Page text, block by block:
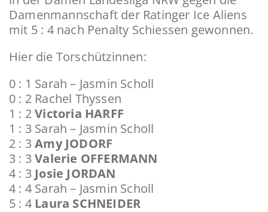
Damenmannschaft der Ratinger Ice Aliens
mit 5 : 4 nach Penalty Schiessen gewonnen.
Hier die Torschützinnen:
0 : 1 Sarah – Jasmin Scholl
0 : 2 Rachel Thyssen
1 : 2Victoria HARFF
1 : 3 Sarah – Jasmin Scholl
2 : 3Amy JODORF
3 : 3Valerie OFFERMANN
4 : 3 Josie JORDAN
4 : 4 Sarah – Jasmin Scholl
5 : 4 Laura SCHNEIDER